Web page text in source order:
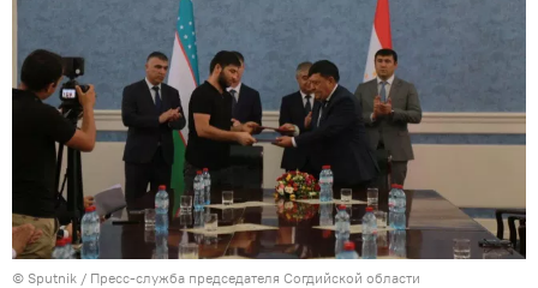
© Sputnik / Пресс-служба председателя Согдийской области